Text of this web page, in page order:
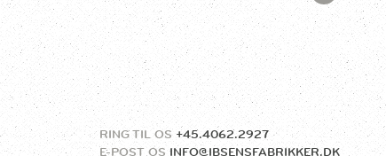
RING TIL OS +45.4062.2927
E-POST OS INFO@IBSENSFABRIKKER.DK